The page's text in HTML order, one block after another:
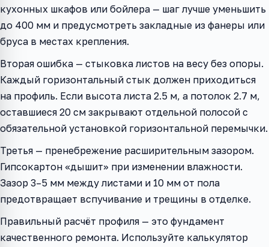
кухонных шкафов или бойлера — шаг лучше уменьшить
до 400 мм и предусмотреть закладные из фанеры или
бруса в местах крепления.
Вторая ошибка — стыковка листов на весу без опоры.
Каждый горизонтальный стык должен приходиться
на профиль. Если высота листа 2.5 м, а потолок 2.7 м,
оставшиеся 20 см закрывают отдельной полосой с
обязательной установкой горизонтальной перемычки.
Третья — пренебрежение расширительным зазором.
Гипсокартон «дышит» при изменении влажности.
Зазор 3–5 мм между листами и 10 мм от пола
предотвращает вспучивание и трещины в отделке.
Правильный расчёт профиля — это фундамент
качественного ремонта. Используйте калькулятор